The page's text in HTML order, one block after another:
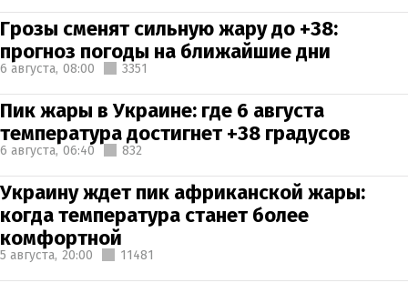
Грозы сменят сильную жару до +38:
прогноз погоды на ближайшие дни
6 августа, 08:00 3351
Пик жары в Украине: где 6 августа
температура достигнет +38 градусов
6 августа, 06:40 832
Украину ждет пик африканской жары:
когда температура станет более
комфортной
5 августа, 20:00 11481